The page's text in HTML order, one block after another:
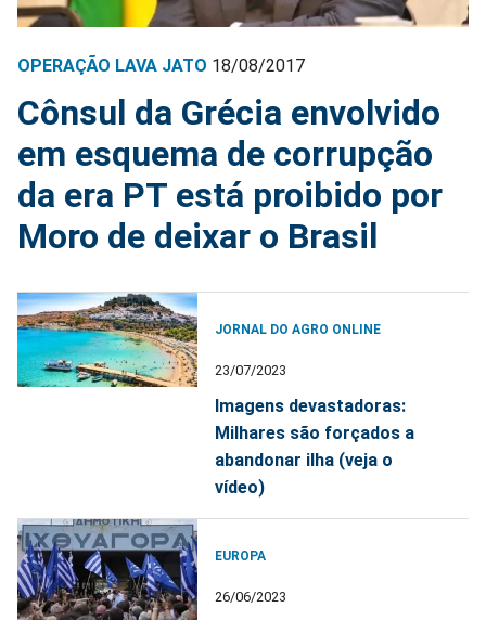
OPERAÇÃO LAVA JATO 18/08/2017
Cônsul da Grécia envolvido
em esquema de corrupção
da era PT está proibido por
Moro de deixar o Brasil
JORNAL DO AGRO ONLINE
23/07/2023
Imagens devastadoras:
Milhares são forçados a
abandonar ilha (veja o
vídeo)
EUROPA
26/06/2023